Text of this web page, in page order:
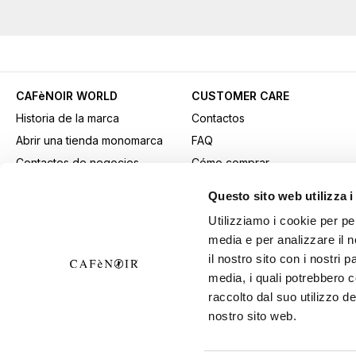
Questo sito web utilizza i
Utilizziamo i cookie per
media e per analizzare il
il nostro sito con i nostri
media, i quali potrebbero
raccolto dal suo utilizzo
nostro sito web.
CAFèNOIR WORLD
Historia de la marca
Abrir una tienda monomarca
Contactos de negocios
CUSTOMER CARE
Contactos
FAQ
Cómo comprar
Transporte
Devoluciones y retiros
Condiciones generales de
venta
Ejercer el derecho de
desistimiento